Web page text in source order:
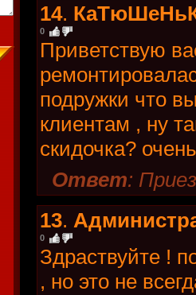
14.
0
Приветствую
подружки что
клиентам , ну
скидочка?
Ответ:
13.
0
Здраствуйте !
, но это не